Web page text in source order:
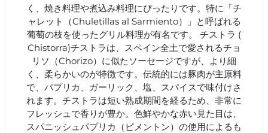
く、焼き料理や煮込み料理にぴったりです。特に「チ
ャレット（Chuletillas al Sarmiento）」と呼ばれる
葡萄の枝を使ったグリル料理が有名です。 チストラ (
Chistorra)チストラは、スペイン全土で愛されるチョ
リソ（Chorizo）に似たソーセージですが、より細
く、柔らかいのが特徴です。伝統的には豚肉が主原料
で、パプリカ、ガーリック、塩、スパイスで味付けさ
れます。チストラは短い熟成期間を経るため、非常に
フレッシュで香りが豊か。色鮮やかな赤い見た目は、
スパニッシュパプリカ（ピメントン）の使用によるも